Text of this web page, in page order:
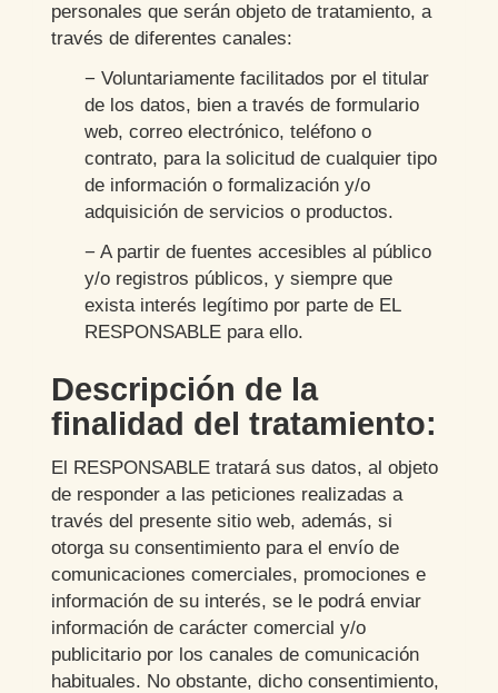
personales que serán objeto de tratamiento, a
través de diferentes canales:
− Voluntariamente facilitados por el titular
de los datos, bien a través de formulario
web, correo electrónico, teléfono o
contrato, para la solicitud de cualquier tipo
de información o formalización y/o
adquisición de servicios o productos.
− A partir de fuentes accesibles al público
y/o registros públicos, y siempre que
exista interés legítimo por parte de EL
RESPONSABLE para ello.
Descripción de la
finalidad del tratamiento:
El RESPONSABLE tratará sus datos, al objeto
de responder a las peticiones realizadas a
través del presente sitio web, además, si
otorga su consentimiento para el envío de
comunicaciones comerciales, promociones e
información de su interés, se le podrá enviar
información de carácter comercial y/o
publicitario por los canales de comunicación
habituales. No obstante, dicho consentimiento,